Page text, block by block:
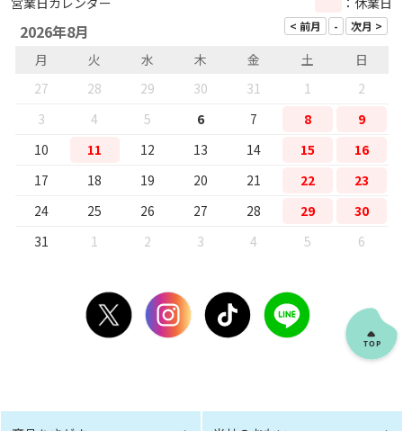
2026年8月
月 火 水 木 金 土
日
27
28 29 30 31 1
2
3
4 5 6 7 8
9
10
11 12 13 14 15
16
17
18 19 20 21 22
23
24
25 26 27 28 29
30
31
1 2 3 4 5 6